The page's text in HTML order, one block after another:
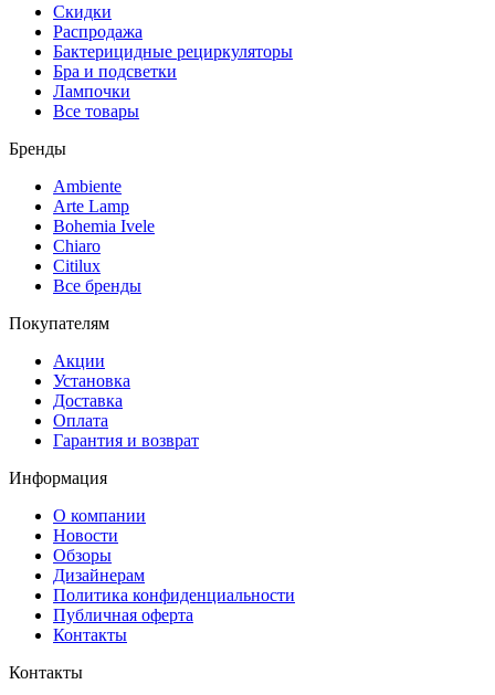
Скидки
Распродажа
Бактерицидные рециркуляторы
Бра и подсветки
Лампочки
Все товары
Бренды
Ambiente
Arte Lamp
Bohemia Ivele
Chiaro
Citilux
Все бренды
Покупателям
Акции
Установка
Доставка
Оплата
Гарантия и возврат
Информация
О компании
Новости
Обзоры
Дизайнерам
Политика конфиденциальности
Публичная оферта
Контакты
Контакты